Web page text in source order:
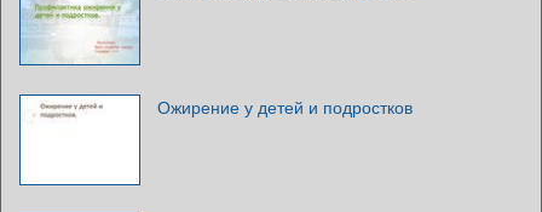
Ожирение у детей и подростков